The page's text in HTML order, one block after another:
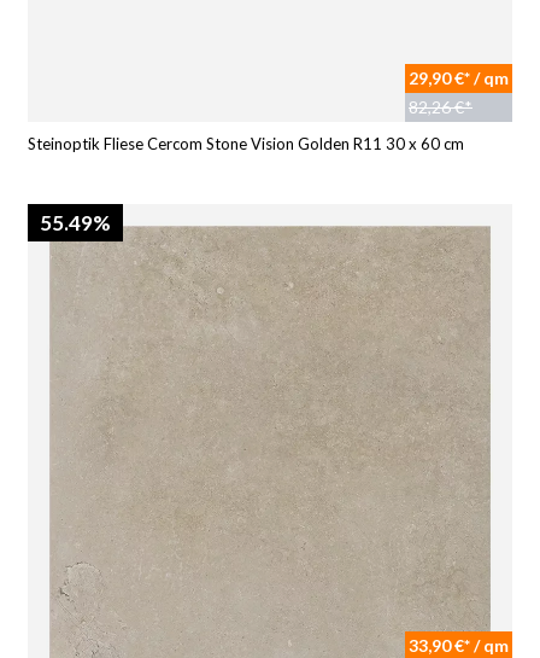
29,90 €* / qm
82,26 €*
Steinoptik Fliese Cercom Stone Vision Golden R11 30 x 60 cm
55.49%
33,90 €* / qm